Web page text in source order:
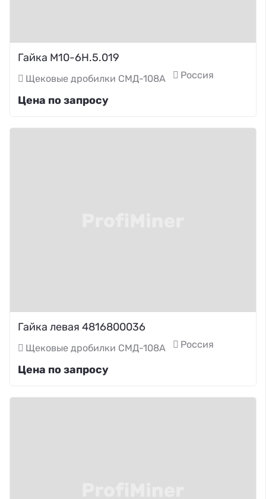
Гайка М10-6Н.5.019
Щековые дробилки СМД-108А Россия
Цена по запросу
Гайка левая 4816800036
Щековые дробилки СМД-108А Россия
Цена по запросу